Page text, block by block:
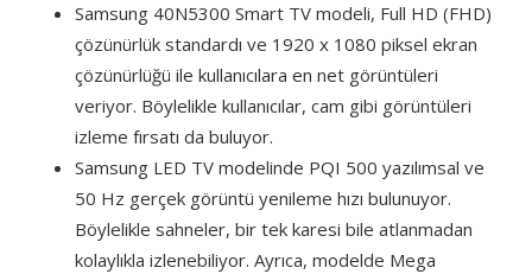
Samsung 40N5300 Smart TV modeli, Full HD (FHD)
çözünürlük standardı ve 1920 x 1080 piksel ekran
çözünürlüğü ile kullanıcılara en net görüntüleri
veriyor. Böylelikle kullanıcılar, cam gibi görüntüleri
izleme fırsatı da buluyor.
Samsung LED TV modelinde PQI 500 yazılımsal ve
50 Hz gerçek görüntü yenileme hızı bulunuyor.
Böylelikle sahneler, bir tek karesi bile atlanmadan
kolaylıkla izlenebiliyor. Ayrıca, modelde Mega